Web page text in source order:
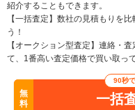
紹介することもできます。
【一括査定】数社の見積もりを
う！
【オークション型査定】連絡・
て、1番高い査定価格で買い取っ
無
料
90秒
一括